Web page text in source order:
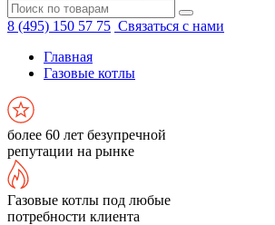
8 (495) 150 57 75 Связаться с нами
Главная
Газовые котлы
более 60 лет безупречной
репутации на рынке
Газовые котлы под любые
потребности клиента